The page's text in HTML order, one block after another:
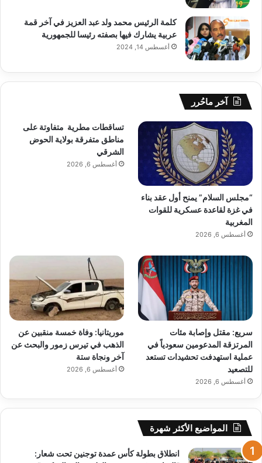
كلمة الرئيس محمد ولد عبد العزيز في آخر قمة
عربية يشارك فيها بصفته رئيسا للجمهورية
أغسطس 14, 2024
آخر ماحُرر
“مجلس السلام” يمنح أول عقد بناء
في غزة لقاعدة عسكرية للقوات
المغربية
أغسطس 6, 2026
تساقطات مطرية متفاوتة على
مناطق متفرقة بولاية الحوض
الشرقي
أغسطس 6, 2026
سريع: مقتل وإصابة مئات
المرتزقة المدعومين سعودياً في
عملية استهدفت تحشيدات تستعد
للتصعيد
أغسطس 6, 2026
موريتانيا: وفاة خمسة منقبين عن
الذهب في تيرس زمور والبحث عن
آخر ونجاة ستة
أغسطس 6, 2026
المواضيع الأكثر شهرة
انطلاق بطولة كأس عمدة توجنين تحت شعار: